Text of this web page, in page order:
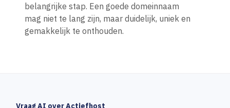
belangrijke stap. Een goede domeinnaam
mag niet te lang zijn, maar duidelijk, uniek en
gemakkelijk te onthouden.
Vraag AI over Actiefhost